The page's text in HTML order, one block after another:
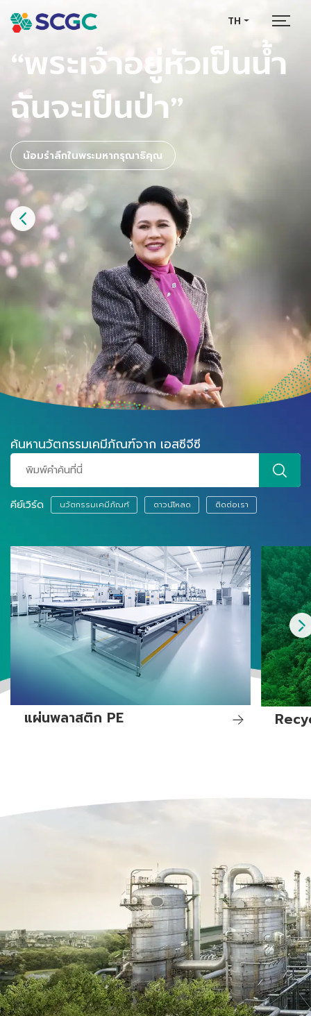
TH
“พระเจ้าอยู่หัวเป็นน้ำ
ฉันจะเป็นป่า”
น้อมรําลึกในพระมหากรุณาธิคุณ
ค้นหานวัตกรรมเคมีภัณฑ์จาก เอสซีจีซี
คีย์เวิร์ด นวัตกรรมเคมีภัณฑ์ ดาวน์โหลด ติดต่อเรา
แผ่นพลาสติก PE